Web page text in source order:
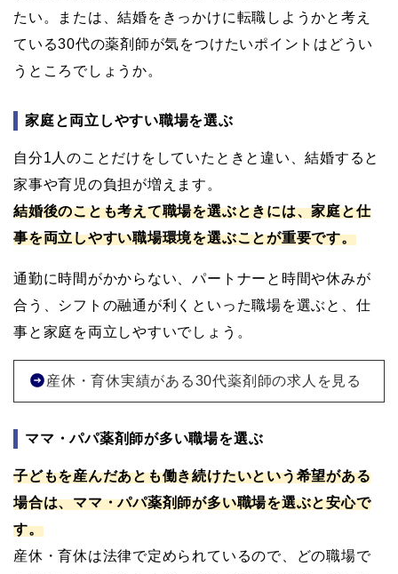
たい。または、結婚をきっかけに転職しようかと考え
ている30代の薬剤師が気をつけたいポイントはどうい
うところでしょうか。
家庭と両立しやすい職場を選ぶ
自分1人のことだけをしていたときと違い、結婚すると
家事や育児の負担が増えます。
結婚後のことも考えて職場を選ぶときには、家庭と仕
事を両立しやすい職場環境を選ぶことが重要です。
通勤に時間がかからない、パートナーと時間や休みが
合う、シフトの融通が利くといった職場を選ぶと、仕
事と家庭を両立しやすいでしょう。
産休・育休実績がある30代薬剤師の求人を見る
ママ・パパ薬剤師が多い職場を選ぶ
子どもを産んだあとも働き続けたいという希望がある
場合は、ママ・パパ薬剤師が多い職場を選ぶと安心で
す。
産休・育休は法律で定められているので、どの職場で